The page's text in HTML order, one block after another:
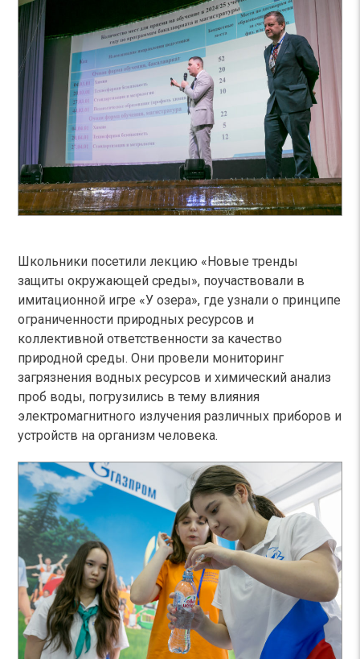
Школьники посетили лекцию «Новые тренды
защиты окружающей среды», поучаствовали в
имитационной игре «У озера», где узнали о принципе
ограниченности природных ресурсов и
коллективной ответственности за качество
природной среды. Они провели мониторинг
загрязнения водных ресурсов и химический анализ
проб воды, погрузились в тему влияния
электромагнитного излучения различных приборов и
устройств на организм человека.